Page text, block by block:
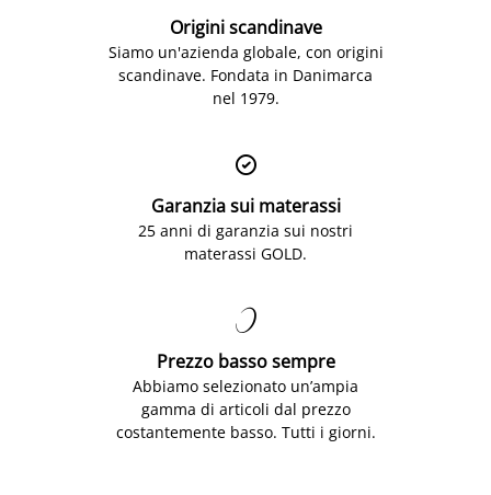
Origini scandinave
Siamo un'azienda globale, con origini
scandinave. Fondata in Danimarca
nel 1979.

Garanzia sui materassi
25 anni di garanzia sui nostri
materassi GOLD.

Prezzo basso sempre
Abbiamo selezionato un’ampia
gamma di articoli dal prezzo
costantemente basso. Tutti i giorni.